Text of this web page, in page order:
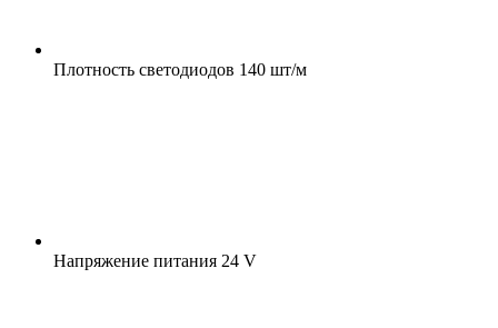
Плотность светодиодов 140 шт/м
Напряжение питания 24 V